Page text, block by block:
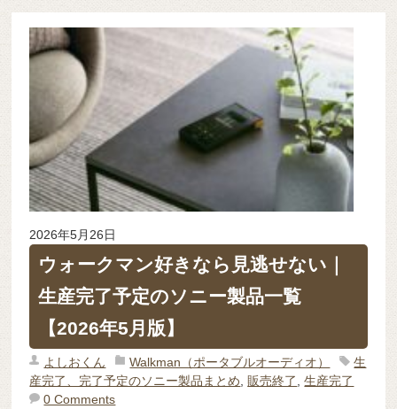
2026年5月26日
ウォークマン好きなら見逃せない｜
生産完了予定のソニー製品一覧
【2026年5月版】
よしおくん Walkman（ポータブルオーディオ）
生
産完了、完了予定のソニー製品まとめ
販売終了 ,生産完了
0 Comments